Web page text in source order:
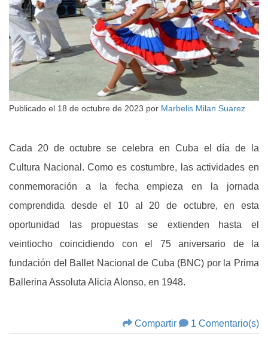
Publicado el 18 de octubre de 2023 por Marbelis Milan Suarez
Cada 20 de octubre se celebra en Cuba el día de la
Cultura Nacional. Como es costumbre, las actividades en
conmemoración a la fecha empieza en la jornada
comprendida desde el 10 al 20 de octubre, en esta
oportunidad las propuestas se extienden hasta el
veintiocho coincidiendo con el 75 aniversario de la
fundación del Ballet Nacional de Cuba (BNC) por la Prima
Ballerina Assoluta Alicia Alonso, en 1948.
Compartir 1 Comentario(s)